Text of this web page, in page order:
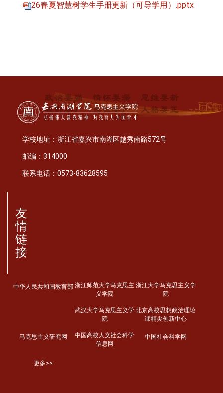
26春夏智慧树学生手册更新（可导学用）.pptx
学校地址：浙江省嘉兴市南湖区越秀南路572号
邮编：314000
联系电话：0573-83628595
友
情
链
接
中华人民共和国教育部 浙江师范大学马克思主
义学院
浙江大学马克思主义学
院
武汉大学马克思主义学
院
北京高校思想政治理论
课精尖创新中心
马克思主义研究网
中国高校人文社会科学
信息网
中国社会科学网
更多>>